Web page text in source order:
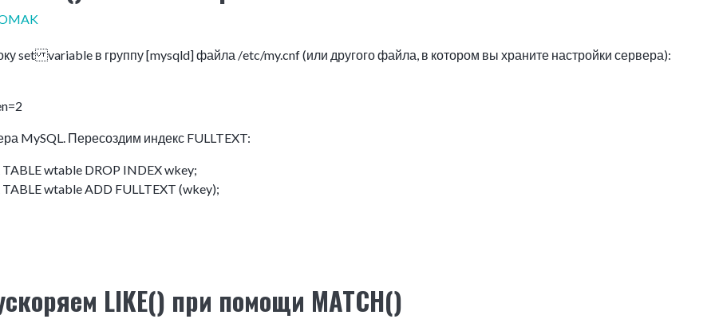
set variable в группу [mysqld] файла /etc/my.cnf (или другого файла, в котором вы храните настройки сервера):
MySQL. Пересоздим индекс FULLTEXT:
TABLE wtable DROP INDEX wkey;
TABLE wtable ADD FULLTEXT (wkey);
LIKE() при помощи MATCH()